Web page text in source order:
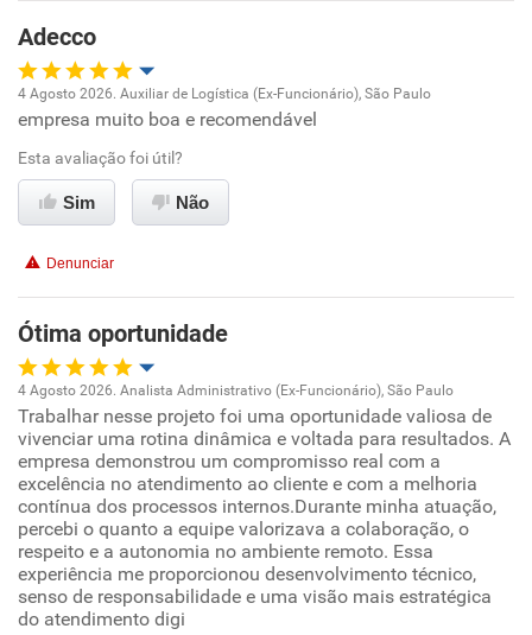
Ambiente de trabalho
Conciliação com a vida familiar
Benefícios
Recomenda esta empresa
Recomenda a diretoria
Adecco
Oportunidade de promoção
Ambiente de trabalho
Benefícios
Recomenda esta empresa
Recomenda a diretoria
4 Agosto 2026. Auxiliar de Logística (Ex-Funcionário), São Paulo
empresa muito boa e recomendável
Esta avaliação foi útil?
Sim Não
Denunciar
Ótima oportunidade
Oportunidade de promoção
Ambiente de trabalho
Conciliação com a vida familiar
Benefícios
4 Agosto 2026. Analista Administrativo (Ex-Funcionário), São Paulo
Trabalhar nesse projeto foi uma oportunidade valiosa de
vivenciar uma rotina dinâmica e voltada para resultados. A
empresa demonstrou um compromisso real com a
excelência no atendimento ao cliente e com a melhoria
contínua dos processos internos.Durante minha atuação,
percebi o quanto a equipe valorizava a colaboração, o
respeito e a autonomia no ambiente remoto. Essa
experiência me proporcionou desenvolvimento técnico,
senso de responsabilidade e uma visão mais estratégica
do atendimento digi